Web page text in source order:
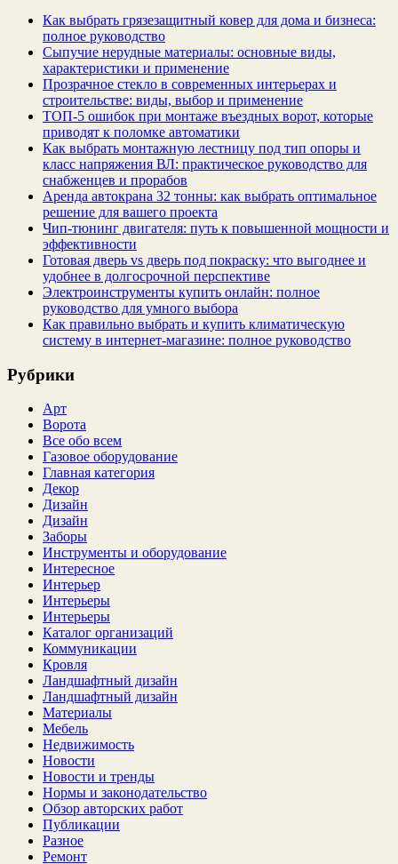
Как выбрать грязезащитный ковер для дома и бизнеса:
полное руководство
Сыпучие нерудные материалы: основные виды,
характеристики и применение
Прозрачное стекло в современных интерьерах и
строительстве: виды, выбор и применение
ТОП-5 ошибок при монтаже въездных ворот, которые
приводят к поломке автоматики
Как выбрать монтажную лестницу под тип опоры и
класс напряжения ВЛ: практическое руководство для
снабженцев и прорабов
Аренда автокрана 32 тонны: как выбрать оптимальное
решение для вашего проекта
Чип‑тюнинг двигателя: путь к повышенной мощности и
эффективности
Готовая дверь vs дверь под покраску: что выгоднее и
удобнее в долгосрочной перспективе
Электроинструменты купить онлайн: полное
руководство для умного выбора
Как правильно выбрать и купить климатическую
систему в интернет‑магазине: полное руководство
Рубрики
Арт
Ворота
Все обо всем
Газовое оборудование
Главная категория
Декор
Дизайн
Дизайн
Заборы
Инструменты и оборудование
Интересное
Интерьер
Интерьеры
Интерьеры
Каталог организаций
Коммуникации
Кровля
Ландшафтный дизайн
Ландшафтный дизайн
Материалы
Мебель
Недвижимость
Новости
Новости и тренды
Нормы и законодательство
Обзор авторских работ
Публикации
Разное
Ремонт